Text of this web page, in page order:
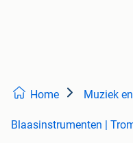
Home Muziek
Blaasinstrumenten |